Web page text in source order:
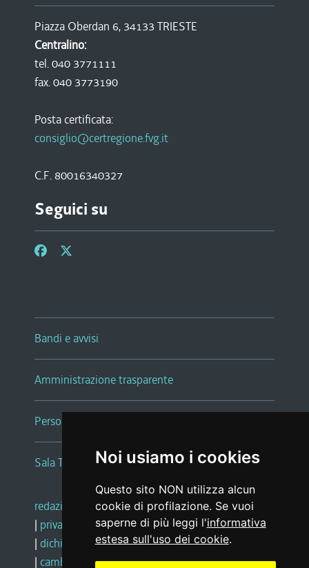
Noi usiamo i cookies
Questo sito NON utilizza alcun
cookie di profilazione. Se vuoi
saperne di più leggi l'informativa
estesa sull'uso dei cookie.
Piazza Oberdan 6, 34133 TRIESTE
Centralino:
tel. 040 3771111
fax. 040 3773190
Posta certificata:
consiglio@certregione.fvg.it
C.F. 80016340327
Seguici su
Bandi e avvisi
Amministrazione trasparente
Persone e Uffici
Sala Tiziano Tessitori
redazione web |note legali |glossario
| privacy
social media policy
| dichiarazione di accessibilità |feedback
| cambio preferenze cookie